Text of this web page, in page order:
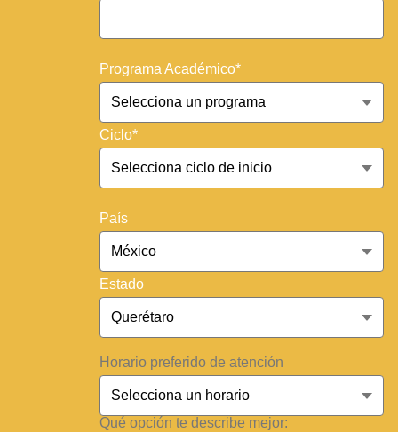
Programa Académico*
Ciclo*
País
Estado
Horario preferido de atención
Qué opción te describe mejor: